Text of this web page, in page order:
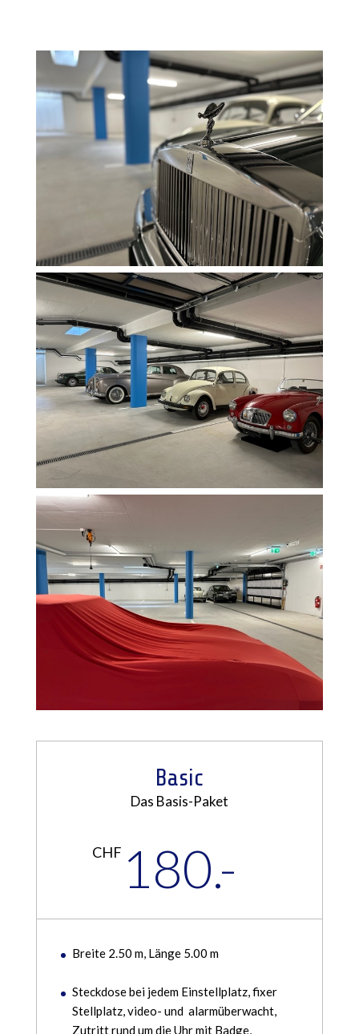
Basic
Das Basis-Paket
CHF 180.-
Breite 2.50 m, Länge 5.00 m
Steckdose bei jedem Einstellplatz, fixer
Stellplatz, video- und alarmüberwacht,
Zutritt rund um die Uhr mit Badge,